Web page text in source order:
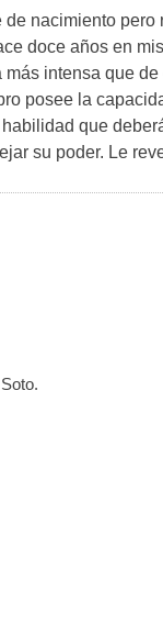
nacimiento
doce años en
intensa que
posee la
que
su poder. Le